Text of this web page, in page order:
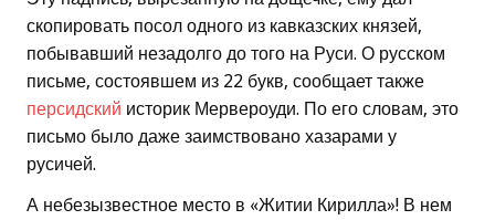
скопировать посол одного из кавказских князей,
побывавший незадолго до того на Руси. О русском
письме, состоявшем из 22 букв, сообщает также
персидский историк Мервероуди. По его словам, это
письмо было даже заимствовано хазарами у
русичей.
А небезызвестное место в «Житии Кирилла»! В нем